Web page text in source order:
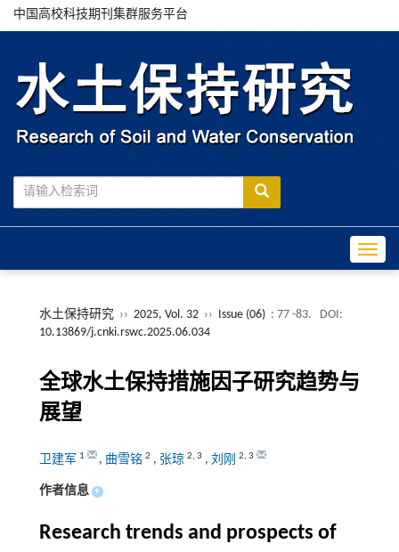
中国高校科技期刊集群服务平台
水土保持研究 ›› 2025, Vol. 32 ›› Issue (06) : 77 -83.
DOI:
10.13869/j.cnki.rswc.2025.06.034
全球水土保持措施因子研究趋势与
展望
卫建军 1 , 曲雪铭 2 , 张琼 2, 3 , 刘刚 2, 3
作者信息 +
Research trends and prospects of